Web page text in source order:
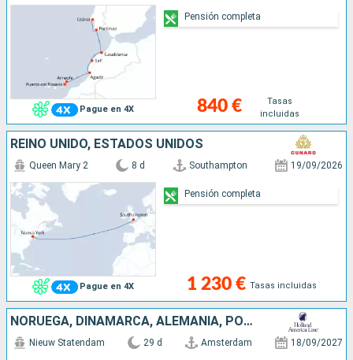
Pague en 4X 840 €
Tasas
incluidas
Pensión completa
REINO UNIDO, ESTADOS UNIDOS
Pague en 4X
Queen Mary 2 8 d Southampton 19/09/2026
1 230 € Tasas incluidas
Pensión completa
NORUEGA, DINAMARCA, ALEMANIA, POLONIA, LITUANIA, LETONIA, REINO UNIDO, PAISES BAJOS, MARRUECOS, LANZAROTE, TENERIFE, MALLORCA, PORTUGAL
Nieuw Statendam 29 d Amsterdam 18/09/2027